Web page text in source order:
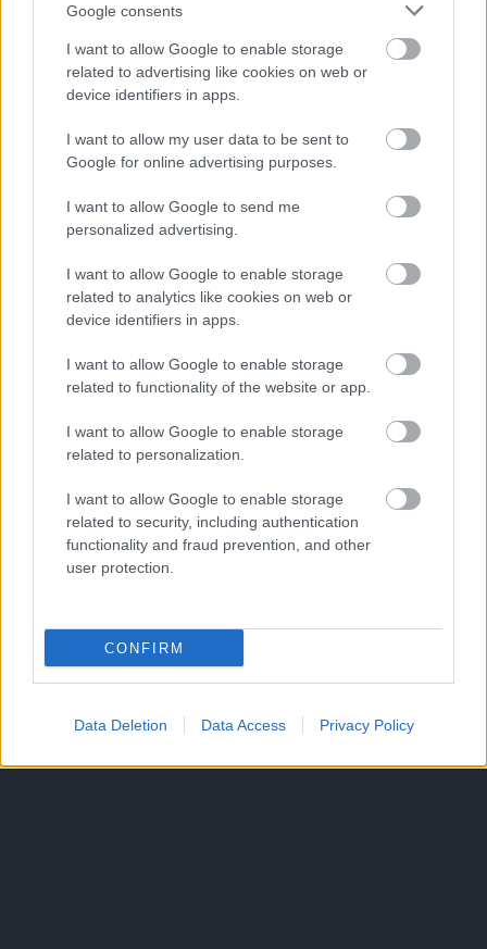
Google consents
I want to allow Google to enable storage
related to advertising like cookies on web or
device identifiers in apps.
I want to allow my user data to be sent to
Google for online advertising purposes.
I want to allow Google to send me
personalized advertising.
I want to allow Google to enable storage
related to analytics like cookies on web or
device identifiers in apps.
I want to allow Google to enable storage
related to functionality of the website or app.
I want to allow Google to enable storage
related to personalization.
I want to allow Google to enable storage
related to security, including authentication
functionality and fraud prevention, and other
user protection.
CONFIRM
Data Deletion Data Access Privacy Policy
minden témára: saját személye, Glazer testvérek,
Ferguson, Moyes, transzferek, Fabregas, Herrera, Rooney
ügy, Old Trafford hangulata.